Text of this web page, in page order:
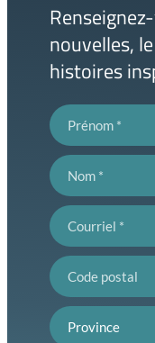
d'accueil
nouvelles,
histoires
Prénom
Nom
Courriel
Code postal
Province